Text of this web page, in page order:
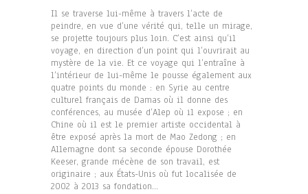
Il se traverse lui-même à travers l’acte de
peindre, en vue d’une vérité qui, telle un mirage,
se projette toujours plus loin. C’est ainsi qu’il
voyage, en direction d’un point qui l’ouvrirait au
mystère de la vie. Et ce voyage qui l’entraîne à
l’intérieur de lui-même le pousse également aux
quatre points du monde : en Syrie au centre
culturel français de Damas où il donne des
conférences, au musée d’Alep où il expose ; en
Chine où il est le premier artiste occidental à
être exposé après la mort de Mao Zedong ; en
Allemagne dont sa seconde épouse Dorothée
Keeser, grande mécène de son travail, est
originaire ; aux États-Unis où fut localisée de
2002 à 2013 sa fondation…